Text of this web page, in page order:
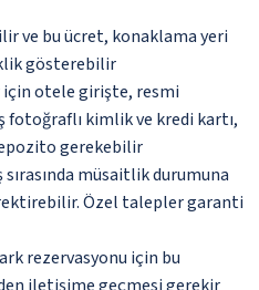
ve bu ücret, konaklama yeri
gösterebilir
için otele girişte, resmi
kimlik ve kredi kartı,
gerekebilir
müsaitlik durumuna
Özel talepler garanti
rezervasyonu için bu
iletişime geçmesi gerekir